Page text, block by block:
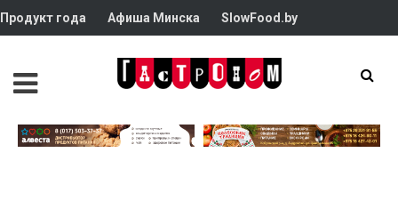
Продукт года Афиша Минска SlowFood.by